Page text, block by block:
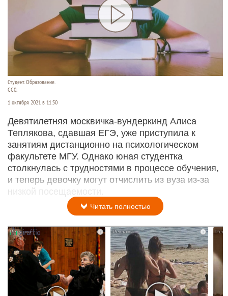
Студент. Образование.
СС0.
1 октября 2021 в 11:50
Девятилетняя москвичка-вундеркинд Алиса
Теплякова, сдавшая ЕГЭ, уже приступила к
занятиям дистанционно на психологическом
факультете МГУ. Однако юная студентка
столкнулась с трудностями в процессе обучения,
и теперь девочку могут отчислить из вуза из-за
низкой посещаемости.
Читать полностью
i